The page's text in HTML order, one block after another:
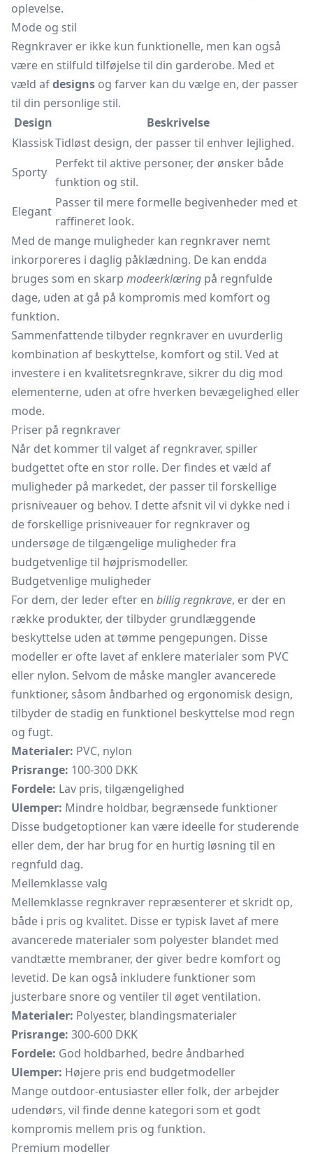
oplevelse.
Mode og stil
Regnkraver er ikke kun funktionelle, men kan også
være en stilfuld tilføjelse til din garderobe. Med et
væld afdesigns og farver kan du vælge en, der passer
til din personlige stil.
Design
Beskrivelse
KlassiskTidløst design, der passer til enhver lejlighed.
Sporty
Perfekt til aktive personer, der ønsker både
funktion og stil.
Elegant
Passer til mere formelle begivenheder med et
raffineret look.
Med de mange muligheder kan regnkraver nemt
inkorporeres i daglig påklædning. De kan endda
bruges som en skarp modeerklæring på regnfulde
dage, uden at gå på kompromis med komfort og
funktion.
Sammenfattende tilbyder regnkraver en uvurderlig
kombination af beskyttelse, komfort og stil. Ved at
investere i en kvalitetsregnkrave, sikrer du dig mod
elementerne, uden at ofre hverken bevægelighed eller
mode.
Priser på regnkraver
Når det kommer til valget af regnkraver, spiller
budgettet ofte en stor rolle. Der findes et væld af
muligheder på markedet, der passer til forskellige
prisniveauer og behov. I dette afsnit vil vi dykke ned i
de forskellige prisniveauer for regnkraver og
undersøge de tilgængelige muligheder fra
budgetvenlige til højprismodeller.
Budgetvenlige muligheder
For dem, der leder efter en billig regnkrave, er der en
række produkter, der tilbyder grundlæggende
beskyttelse uden at tømme pengepungen. Disse
modeller er ofte lavet af enklere materialer som PVC
eller nylon. Selvom de måske mangler avancerede
funktioner, såsom åndbarhed og ergonomisk design,
tilbyder de stadig en funktionel beskyttelse mod regn
og fugt.
Materialer: PVC, nylon
Prisrange: 100-300 DKK
Fordele: Lav pris, tilgængelighed
Ulemper: Mindre holdbar, begrænsede funktioner
Disse budgetoptioner kan være ideelle for studerende
eller dem, der har brug for en hurtig løsning til en
regnfuld dag.
Mellemklasse valg
Mellemklasse regnkraver repræsenterer et skridt op,
både i pris og kvalitet. Disse er typisk lavet af mere
avancerede materialer som polyester blandet med
vandtætte membraner, der giver bedre komfort og
levetid. De kan også inkludere funktioner som
justerbare snore og ventiler til øget ventilation.
Materialer: Polyester, blandingsmaterialer
Prisrange: 300-600 DKK
Fordele: God holdbarhed, bedre åndbarhed
Ulemper: Højere pris end budgetmodeller
Mange outdoor-entusiaster eller folk, der arbejder
udendørs, vil finde denne kategori som et godt
kompromis mellem pris og funktion.
Premium modeller